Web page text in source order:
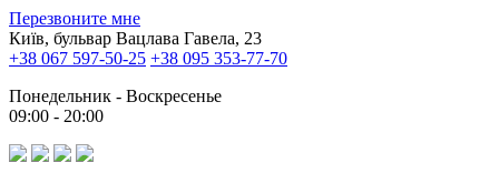
Перезвоните мне
Київ, бульвар Вацлава Гавела, 23
+38 067 597-50-25 +38 095 353-77-70
Понедельник - Воскресенье
09:00 - 20:00